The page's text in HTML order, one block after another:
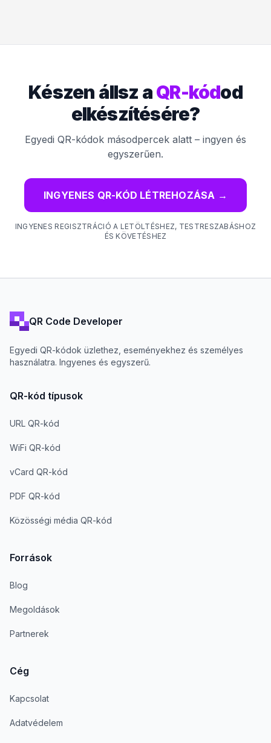
Készen állsz aQR-kódod
elkészítésére?
Egyedi QR-kódok másodpercek alatt – ingyen és
egyszerűen.
INGYENES QR-KÓD LÉTREHOZÁSA →
INGYENES REGISZTRÁCIÓ A LETÖLTÉSHEZ, TESTRESZABÁSHOZ
ÉS KÖVETÉSHEZ
QR Code Developer
Egyedi QR-kódok üzlethez, eseményekhez és személyes
használatra. Ingyenes és egyszerű.
QR-kód típusok
URL QR-kód
WiFi QR-kód
vCard QR-kód
PDF QR-kód
Közösségi média QR-kód
Források
Blog
Megoldások
Partnerek
Cég
Kapcsolat
Adatvédelem